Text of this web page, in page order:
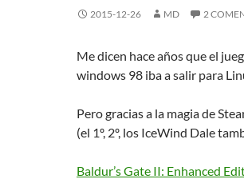
2015-12-26 MD 2
Me dicen hace años que el
windows 98 iba a salir para
Pero gracias a la magia de
(el 1º, 2º, los IceWind Dale
Baldur’s Gate II: Enhanced